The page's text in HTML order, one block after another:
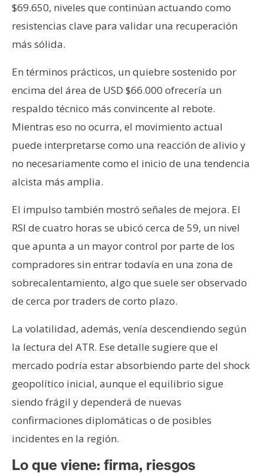
$69.650, niveles que continúan actuando como
resistencias clave para validar una recuperación
más sólida.
En términos prácticos, un quiebre sostenido por
encima del área de USD $66.000 ofrecería un
respaldo técnico más convincente al rebote.
Mientras eso no ocurra, el movimiento actual
puede interpretarse como una reacción de alivio y
no necesariamente como el inicio de una tendencia
alcista más amplia.
El impulso también mostró señales de mejora. El
RSI de cuatro horas se ubicó cerca de 59, un nivel
que apunta a un mayor control por parte de los
compradores sin entrar todavía en una zona de
sobrecalentamiento, algo que suele ser observado
de cerca por traders de corto plazo.
La volatilidad, además, venía descendiendo según
la lectura del ATR. Ese detalle sugiere que el
mercado podría estar absorbiendo parte del shock
geopolítico inicial, aunque el equilibrio sigue
siendo frágil y dependerá de nuevas
confirmaciones diplomáticas o de posibles
incidentes en la región.
Lo que viene: firma, riesgos